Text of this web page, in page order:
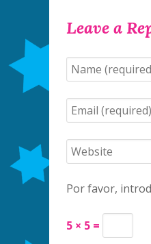
Leave a
Por favor,
5 × 5 =